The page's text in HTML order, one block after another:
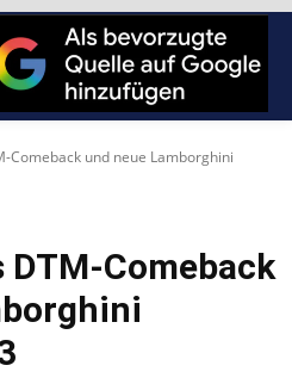
Comeback und neue Lamborghini
Comeback